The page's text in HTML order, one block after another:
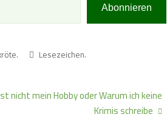
Abonnieren
. Lesezeichen.
nicht mein Hobby oder Warum ich keine
Krimis schreibe